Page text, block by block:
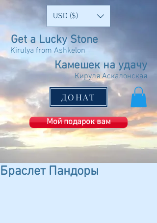
USD ($)
Get a Lucky Stone
Kirulya from Ashkelon
Камешек на удачу
Кируля Аскалонская
ДОНАТ
Мой подарок вам
Браслет Пандоры